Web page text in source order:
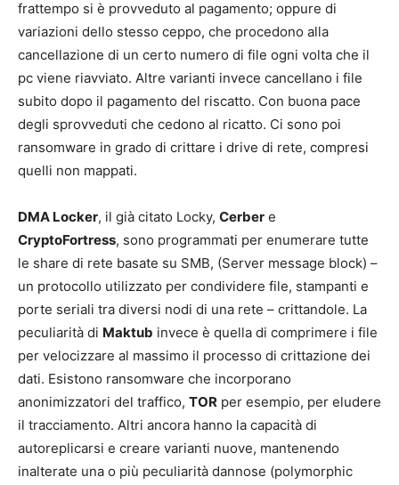
frattempo si è provveduto al pagamento; oppure di
variazioni dello stesso ceppo, che procedono alla
cancellazione di un certo numero di file ogni volta che il
pc viene riavviato. Altre varianti invece cancellano i file
subito dopo il pagamento del riscatto. Con buona pace
degli sprovveduti che cedono al ricatto. Ci sono poi
ransomware in grado di crittare i drive di rete, compresi
quelli non mappati.
DMA Locker, il già citato Locky, Cerber e
CryptoFortress, sono programmati per enumerare tutte
le share di rete basate su SMB, (Server message block) –
un protocollo utilizzato per condividere file, stampanti e
porte seriali tra diversi nodi di una rete – crittandole. La
peculiarità di Maktub invece è quella di comprimere i file
per velocizzare al massimo il processo di crittazione dei
dati. Esistono ransomware che incorporano
anonimizzatori del traffico, TOR per esempio, per eludere
il tracciamento. Altri ancora hanno la capacità di
autoreplicarsi e creare varianti nuove, mantenendo
inalterate una o più peculiarità dannose (polymorphic